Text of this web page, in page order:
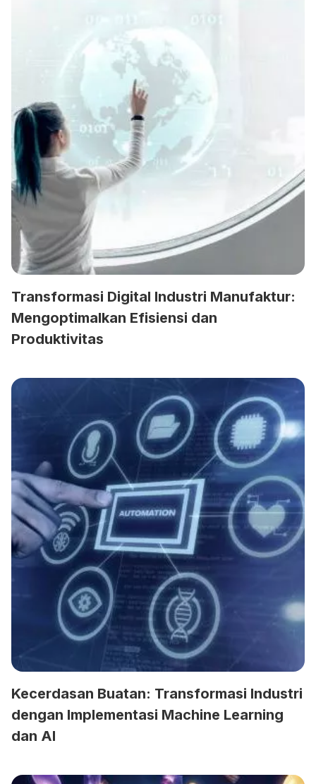
Transformasi Digital Industri Manufaktur:
Mengoptimalkan Efisiensi dan
Produktivitas
Kecerdasan Buatan: Transformasi Industri
dengan Implementasi Machine Learning
dan AI